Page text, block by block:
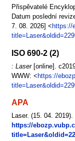
Přispěvatelé
Datum poslední
7. 08. 2026] < https://
ISO 690-2 (2)
: Laser[online].
WWW: < https://
APA
Laser. (15. 04. 2019).
https://